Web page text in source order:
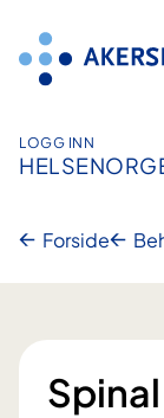
innhold
LOGG INN
Forside